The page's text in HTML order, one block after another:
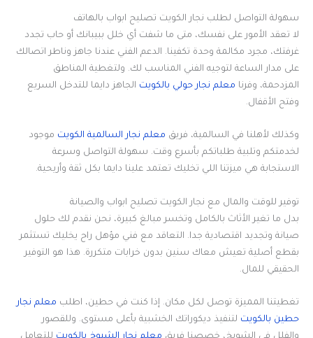
سهولة التواصل لطلب نجار الكويت تصليح ابواب بالهاتف
لا تعقد الأمور على نفسك، متى ما شفت أي خلل ببيبانك أو حاب تجدد
غرفتك، مجرد مكالمة وحدة تكفينا. الدعم الفني عندنا جاهز وناطر اتصالك
على مدار الساعة لتوجيه الفني المناسب لك. ولتغطية المناطق
المزدحمة، وفرنا معلم نجار حولي بالكويت الجاهز دايما للتدخل السريع
وفتح الأقفال.
وكذلك لأهلنا في السالمية، فريق معلم نجار السالمية الكويت موجود
لخدمتكم وتلبية طلباتكم بأسرع وقت. سهولة التواصل وسرعة
الاستجابة هي ميزتنا اللي تخليك تعتمد علينا دايما بكل ثقة وأريحية.
توفير للوقت والمال مع نجار الكويت تصليح ابواب والصيانة
بدل ما تغير الأثاث بالكامل وتخسر مبالغ كبيرة، نحن نقدم لك حلول
صيانة وتجديد اقتصادية جدا. التعاقد مع فني مؤهل راح يخليك تستثمر
بقطع أصلية تعيش معاك سنين بدون خرابات متكررة. هذا هو التوفير
الحقيقي للمال.
تغطيتنا المميزة توصل لكل مكان. إذا كنت في حطين، اطلب معلم نجار
حطين بالكويت لتنفيذ ديكوراتك الخشبية بأعلى مستوى. وللقصور